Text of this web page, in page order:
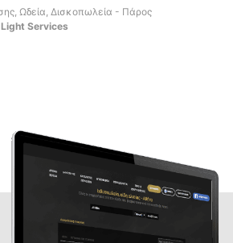
Ωδεία, Δισκοπωλεία - Πάρος
Services